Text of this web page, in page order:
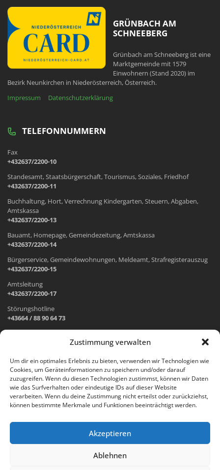
Zustimmung verwalten
Um dir ein optimales Erlebnis zu bieten, verwenden wir Technologien wie
Cookies, um Geräteinformationen zu speichern und/oder darauf
zuzugreifen. Wenn du diesen Technologien zustimmst, können wir Daten
wie das Surfverhalten oder eindeutige IDs auf dieser Website
verarbeiten. Wenn du deine Zustimmung nicht erteilst oder zurückziehst,
können bestimmte Merkmale und Funktionen beeinträchtigt werden.
Akzeptieren
Ablehnen
GRÜNBACH AM
SCHNEEBERG
Grünbach am Schneeberg ist eine
Marktgemeinde mit 1579
Einwohnern (Stand 2020) im
Bezirk Neunkirchen in Niederösterreich, Österreich.
Impressum
Datenschutzerklärung
TELEFONNUMMERN
Fax
+432637/2200-10
Standesamt, Staatsbürgerschaft, Tourismus, Soziales, Friedhof
+432637/2200-11
Buchhaltung, Hort, Verrechnung Kindergarten, Steuern, Abgaben,
Amtskassa
+432637/2200-13
Bauamt, Homepage, Gemeindezeitung, Amtskassa
+432637/2200-14
Bürgerservice, Gemeindewohnungen, Meldeamt, Strafregisterauszug
+432637/2200-15
Amtsleitung
+432637/2200-17
Störungshotline
+43664 / 88 90 64 73
Wr. Neustädter Straße 1
2733 Grünbach am Schneeberg
Öffnungszeiten Gemeindeamt:
Montag: 8.00 – 12.00 Uhr und 14.00 – 18.00 Uhr
Freitag: 8.00 – 12.00 Uhr
Email: